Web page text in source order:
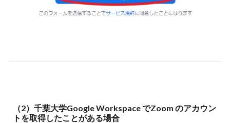
（2）千葉大学Google Workspace でZoom のアカウン
トを取得したことがある場合